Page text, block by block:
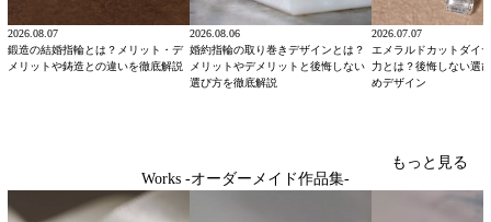
2026.08.07
鍛造の結婚指輪とは？メリット・デ
メリットや鋳造との違いを徹底解説
2026.08.06
婚約指輪の取り巻きデザインとは？
メリットやデメリットと後悔しない
選び方を徹底解説
2026.07.07
エメラルドカットダイ
力とは？後悔しない選
めデザイン
Works -オーダーメイド作品集-
もっと見る